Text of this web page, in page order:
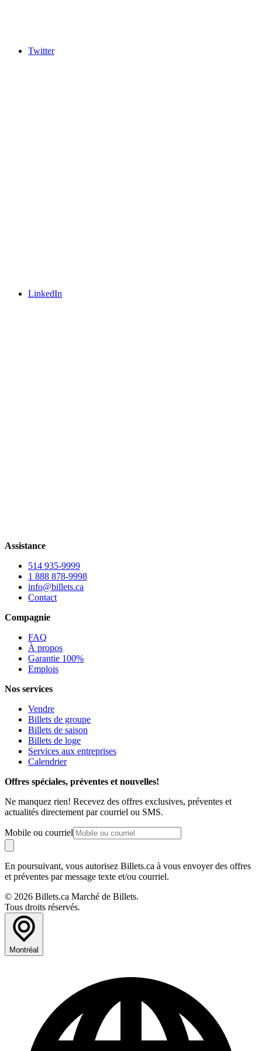
Twitter
LinkedIn
Assistance
514 935-9999
1 888 878-9998
info@billets.ca
Contact
Compagnie
FAQ
À propos
Garantie 100%
Emplois
Nos services
Vendre
Billets de groupe
Billets de saison
Billets de loge
Services aux entreprises
Calendrier
Offres spéciales, préventes et nouvelles!
Ne manquez rien! Recevez des offres exclusives, préventes et
actualités directement par courriel ou SMS.
Mobile ou courriel
En poursuivant, vous autorisez Billets.ca à vous envoyer des offres
et préventes par message texte et/ou courriel.
© 2026 Billets.ca Marché de Billets.
Tous droits réservés.
Montréal